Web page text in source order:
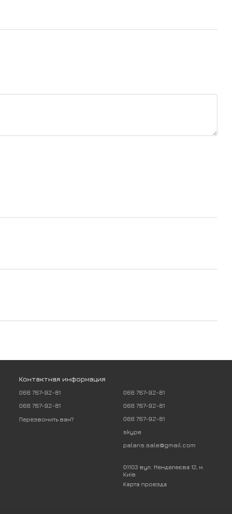
Контактная информация
066 767-92-81
066 767-92-81
Перезвонить вам?
066 767-92-81
066 767-92-81
066 767-92-81
skype
palaris.sale@gmail.com
01103 вул. Менделеєва 12, м.
Київ
Карта проезда